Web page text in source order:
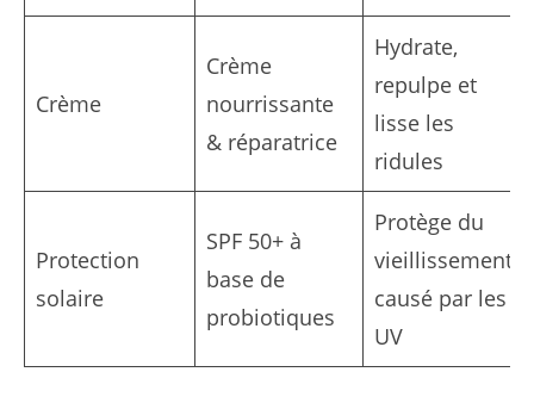
Crème
Crème
nourrissante
& réparatrice
Hydrate,
repulpe et
lisse les
ridules
Protection
solaire
SPF 50+ à
base de
probiotiques
Protège du
vieillissement
causé par les
UV